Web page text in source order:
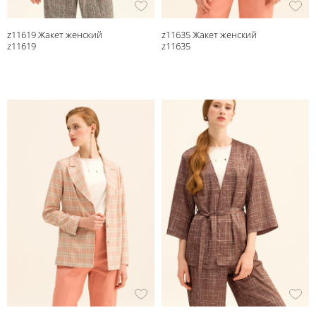
z11619 Жакет женский
z11619
z11635 Жакет женский
z11635